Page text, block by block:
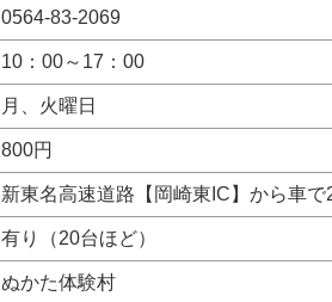
0564-83-2069
10：00～17：00
月、火曜日
800円
新東名高速道路【岡崎東IC】から車
有り（20台ほど）
ぬかた体験村